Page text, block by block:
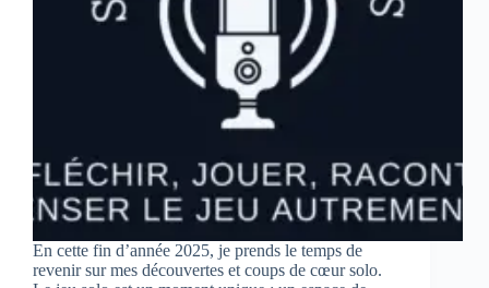
En cette fin d’année 2025, je prends le temps de
revenir sur mes découvertes et coups de cœur solo.